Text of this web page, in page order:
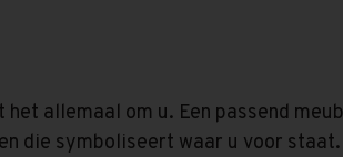
allemaal om u. Een passend
die symboliseert waar u voor